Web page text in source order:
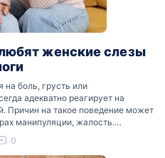
женские слезы
на боль, грусть или
адекватно реагирует на
Причин на такое поведение может
манипуляции, жалость.
женских слез, помогут советы
0